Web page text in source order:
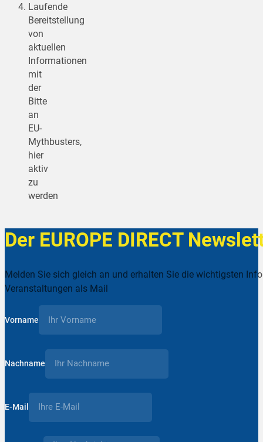
Laufende
Bereitstellung
von
aktuellen
Informationen
mit
der
Bitte
an
EU-
Mythbusters,
hier
aktiv
zu
werden
Der EUROPE DIRECT
Melden Sie sich gleich an und erhalten Sie die wichtigsten
Veranstaltungen als Mail
Vorname
Nachname
E-Mail